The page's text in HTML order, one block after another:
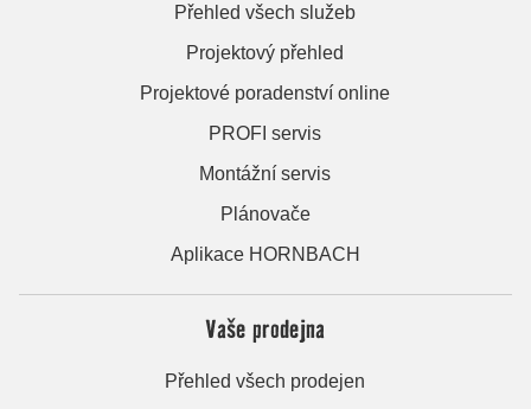
Přehled všech služeb
Projektový přehled
Projektové poradenství online
PROFI servis
Montážní servis
Plánovače
Aplikace HORNBACH
Vaše prodejna
Přehled všech prodejen